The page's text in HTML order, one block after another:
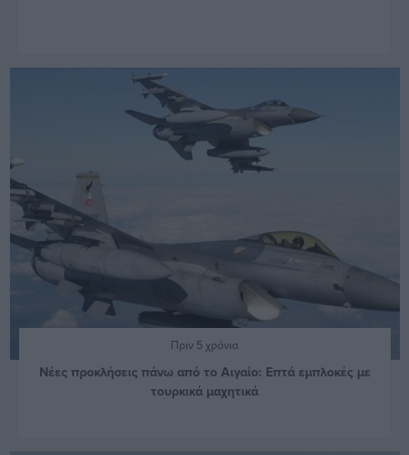
Πριν 5 χρόνια
Νέες προκλήσεις πάνω από το Αιγαίο: Επτά εμπλοκές με
τουρκικά μαχητικά